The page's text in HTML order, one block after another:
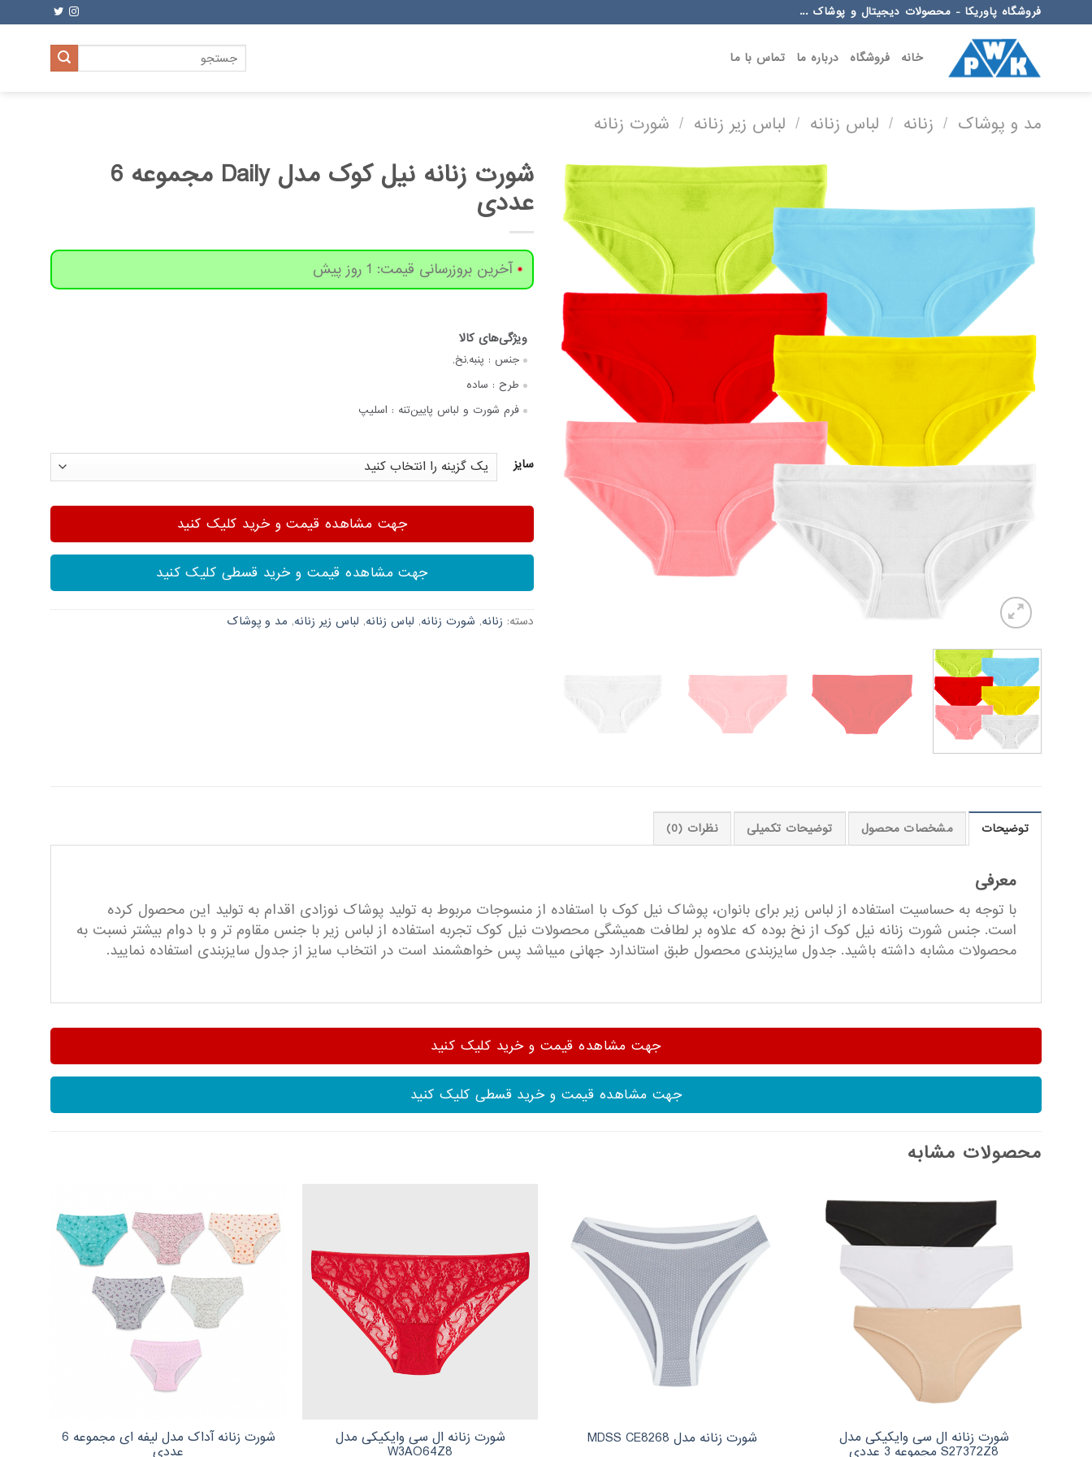
to
فروشگاه پاوریکا - محصولات دیجیتال و پوشاک ...
خانه فروشگاه درباره ما تماس با ما
جستجو
برای:
مد و پوشاک / زنانه / لباس زنانه / لباس زیر زنانه / شورت زنانه
شورت زنانه نیل کوک مدل Daily مجموعه 6
عددی
آخرین بروزرسانی قیمت: 1 روز پیش
جنس : پنبه,نخ,
طرح : ساده
فرم شورت و لباس پایین‌تنه : اسلیپ
سایز
جهت مشاهده قیمت و خرید کلیک کنید
جهت مشاهده قیمت و خرید قسطی کلیک کنید
دسته: زنانه, شورت زنانه, لباس زنانه, لباس زیر زنانه, مد و پوشاک
توضیحات مشخصات محصول توضیحات تکمیلی نظرات (0)
معرفی
با توجه به حساسیت استفاده از لباس زیر برای بانوان، پوشاک نیل کوک با استفاده از منسوجات مربوط به تولید پوشاک نوزادی اقدام به تولید این محصول کرده
است. جنس شورت زنانه نیل کوک از نخ بوده که علاوه بر لطافت همیشگی محصولات نیل کوک تجربه استفاده از لباس زیر با جنس مقاوم تر و با دوام بیشتر نسبت به
محصولات مشابه داشته باشید. جدول سایزبندی محصول طبق استاندارد جهانی میباشد پس خواهشمند است در انتخاب سایز از جدول سایزبندی استفاده نمایید.
جهت مشاهده قیمت و خرید کلیک کنید
جهت مشاهده قیمت و خرید قسطی کلیک کنید
محصولات مشابه
شورت زنانه ال سی وایکیکی مدل
S27372Z8 مجموعه 3 عددی
شورت زنانه مدل MDSS CE8268 شورت زنانه ال سی وایکیکی مدل
W3AO64Z8
شورت زنانه آداک مدل لیفه ای مجموعه 6
عددی